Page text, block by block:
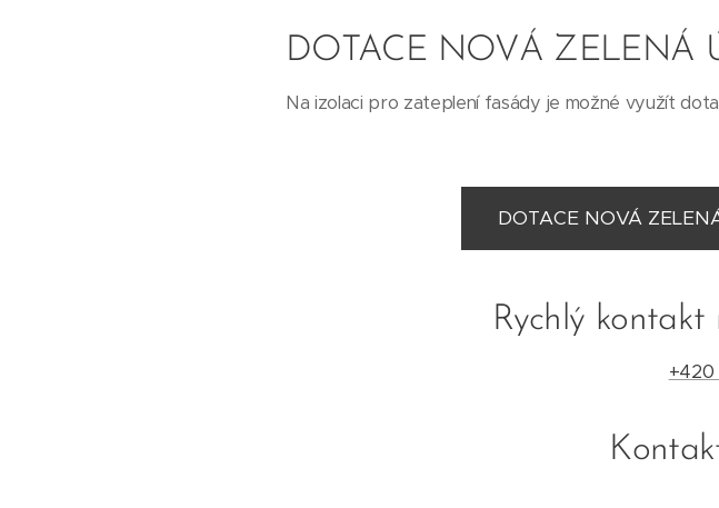
DOTACE NOVÁ ZELENÁ
Na izolaci pro zateplení fasády je možné využít
DOTACE NOVÁ
Rychlý
+420